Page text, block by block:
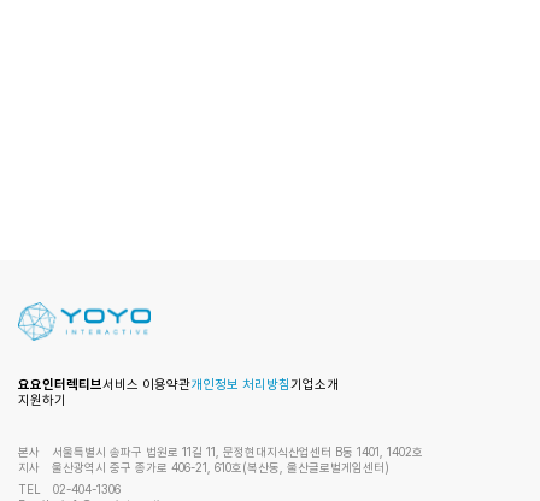
요요인터렉티브서비스 이용약관개인정보 처리방침기업소개
지원하기
본사
서울특별시 송파구 법원로 11길 11, 문정현대지식산업센터 B동 1401, 1402호
지사
울산광역시 중구 종가로 406-21, 610호(복산동, 울산글로벌게임센터)
TEL
02-404-1306